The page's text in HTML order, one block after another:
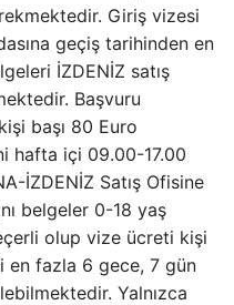
Giriş vizesi
geçiş tarihinden en
İZDENİZ satış
Başvuru
başı 80 Euro
hafta içi 09.00-17.00
İZDENİZ Satış Ofisine
belgeler 0-18 yaş
olup vize ücreti kişi
en fazla 6 gece, 7 gün
Yalnızca